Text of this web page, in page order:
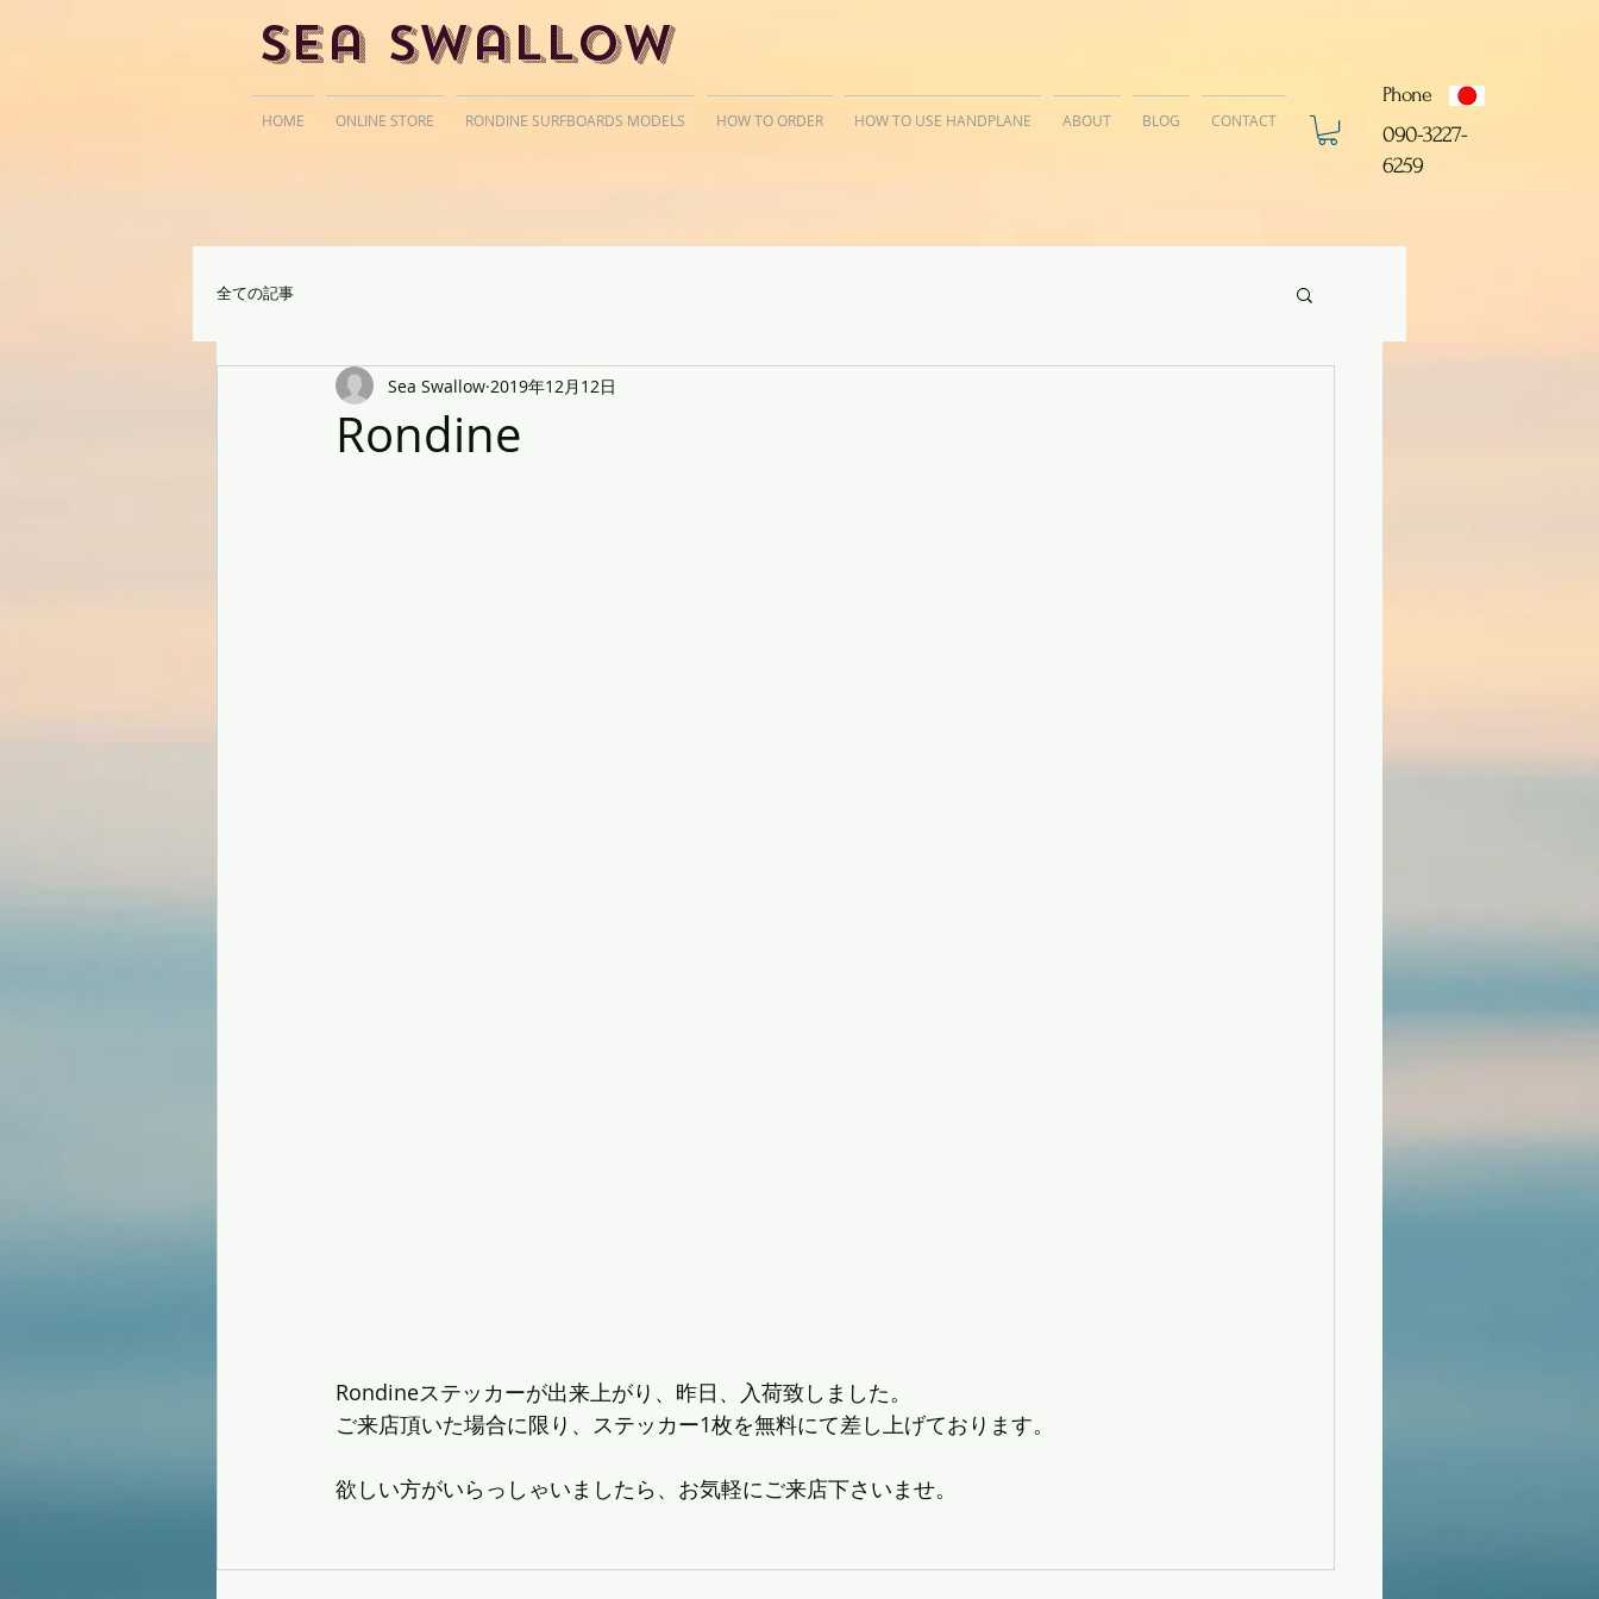
Sea Swallow
​090-3227-
6259
Phone
全ての記事
Rondine
Sea Swallow 2019年12月12日
Rondineステッカーが出来上がり、昨日、入荷致しました。
ご来店頂いた場合に限り、ステッカー1枚を無料にて差し上げております。
欲しい方がいらっしゃいましたら、お気軽にご来店下さいませ。
HOME ONLINE STORE RONDINE SURFBOARDS MODELS HOW TO ORDER HOW TO USE HANDPLANE ABOUT BLOG CONTACT